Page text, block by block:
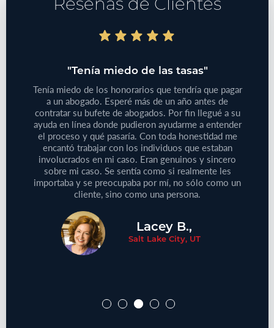
Resenas de Clientes
"Tenía miedo de las tasas"
Tenía miedo de los honorarios que tendría que pagar
a un abogado. Esperé más de un año antes de
contratar su bufete de abogados. Por fin llegué a su
ayuda en línea donde pudieron ayudarme a entender
el proceso y qué pasaría. Con toda honestidad me
encantó trabajar con los individuos que estaban
involucrados en mi caso. Eran genuinos y sincero
sobre mi caso. Se sentía como si realmente les
importaba y se preocupaba por mí, no sólo como un
cliente, sino como una persona.
Lacey B.,
Salt Lake City, UT